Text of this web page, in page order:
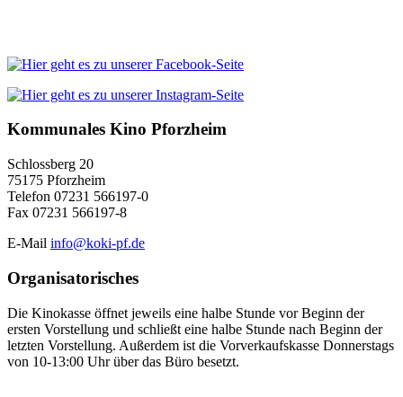
Kommunales Kino Pforzheim
Schlossberg 20
75175 Pforzheim
Telefon 07231 566197-0
Fax 07231 566197-8
E-Mail info@koki-pf.de
Organisatorisches
Die Kinokasse öffnet jeweils eine halbe Stunde vor Beginn der
ersten Vorstellung und schließt eine halbe Stunde nach Beginn der
letzten Vorstellung. Außerdem ist die Vorverkaufskasse Donnerstags
von 10-13:00 Uhr über das Büro besetzt.